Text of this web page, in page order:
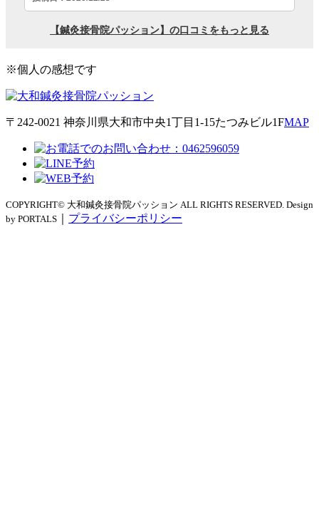
※個人の感想です
〒242-0021 神奈川県大和市中央1丁目1-15たつみビル1FMAP
COPYRIGHT© 大和鍼灸接骨院パッション ALL RIGHTS RESERVED. Design
by PORTALS
プライバシーポリシー